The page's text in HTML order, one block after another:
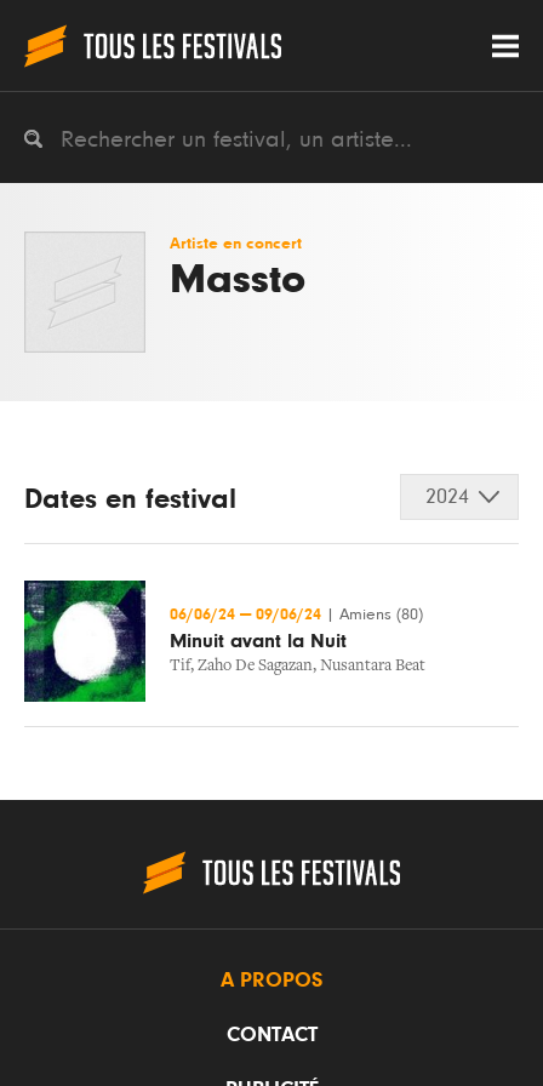
Artiste en concert
Massto
Dates en festival 2024
06/06/24 — 09/06/24 Amiens (80)
Minuit avant la Nuit
Tif, Zaho De Sagazan, Nusantara Beat
A PROPOS
CONTACT